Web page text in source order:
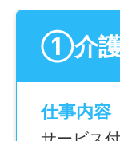
①介
仕事内容